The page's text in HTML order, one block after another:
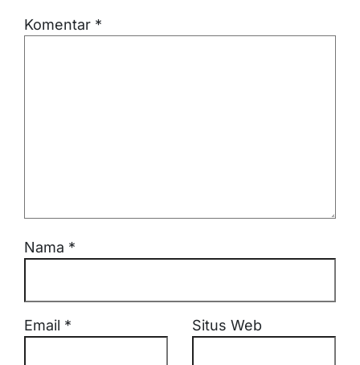
Komentar *
Nama *
Email * Situs Web